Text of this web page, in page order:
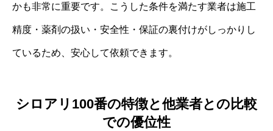
かも非常に重要です。こうした条件を満たす業者は施工
精度・薬剤の扱い・安全性・保証の裏付けがしっかりし
ているため、安心して依頼できます。
シロアリ100番の特徴と他業者との比較
での優位性